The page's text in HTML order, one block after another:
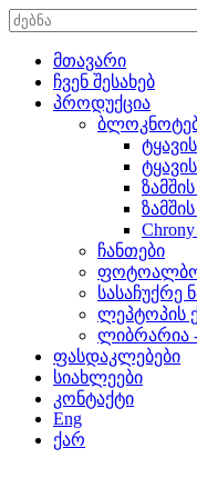
მთავარი
ჩვენ შესახებ
პროდუქცია
ჩანთები
სასაჩუქრე
ლეპტოპის
ლიბრარია
ფასდაკლებები
სიახლეები
კონტაქტი
Eng
ქარ